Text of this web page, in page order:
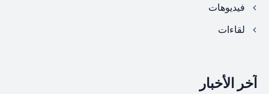
فيديوهات
لقاءات
آخر الأخبار